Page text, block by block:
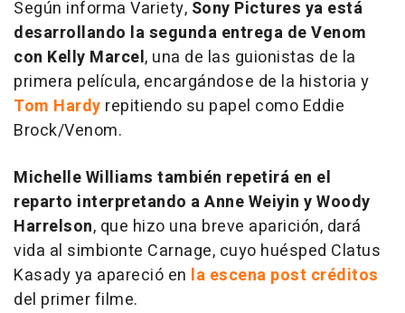
Según informa Variety, Sony Pictures ya está
desarrollando la segunda entrega de Venom
con Kelly Marcel, una de las guionistas de la
primera película, encargándose de la historia y
Tom Hardy repitiendo su papel como Eddie
Brock/Venom.
Michelle Williams también repetirá en el
reparto interpretando a Anne Weiyin y Woody
Harrelson, que hizo una breve aparición, dará
vida al simbionte Carnage, cuyo huésped Clatus
Kasady ya apareció en la escena post créditos
del primer filme.